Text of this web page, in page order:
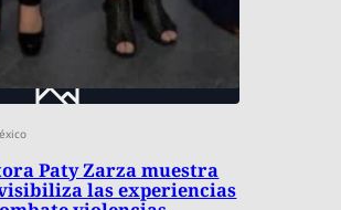
Paty Zarza muestra
las experiencias